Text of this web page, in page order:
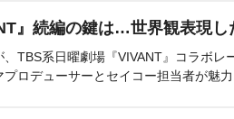
』続編の鍵は…世界観表現
、TBS系日曜劇場『VIVANT』コラボレ
ロデューサーとセイコー担当者が魅力